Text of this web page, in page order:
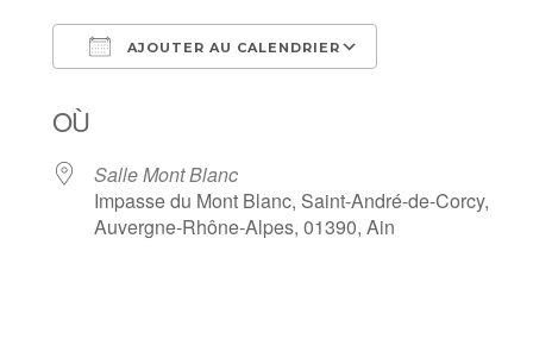
AJOUTER AU CALENDRIER
OÙ
Salle Mont Blanc
Impasse du Mont Blanc, Saint-André-de-Corcy,
Auvergne-Rhône-Alpes, 01390, Ain